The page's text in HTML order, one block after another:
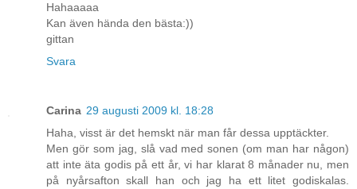
Hahaaaaa
Kan även hända den bästa:))
gittan
Svara
Carina 29 augusti 2009 kl. 18:28
Haha, visst är det hemskt när man får dessa upptäckter.
Men gör som jag, slå vad med sonen (om man har någon)
att inte äta godis på ett år, vi har klarat 8 månader nu, men
på nyårsafton skall han och jag ha ett litet godiskalas.